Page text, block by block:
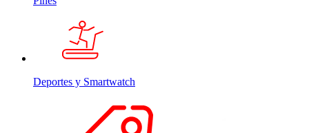
Deportes y Smartwatch